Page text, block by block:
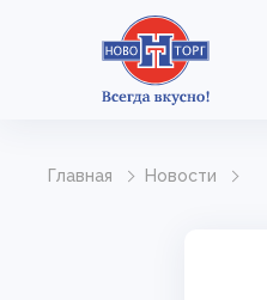
Главная Новости